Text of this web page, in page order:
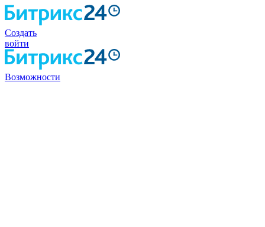
Создать
войти
Возможности